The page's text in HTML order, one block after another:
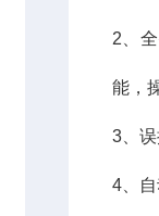
2、
能，
3、
4、